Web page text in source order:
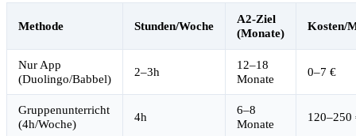
Methode Stunden/Woche
A2-Ziel
(Monate)
Kosten/
Nur App
(Duolingo/Babbel)
2–3h
12–18
Monate
0–7 €
Gruppenunterricht
(4h/Woche)
4h
6–8
Monate
120–250